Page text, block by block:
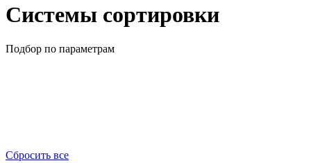
Системы сортировки
Подбор по параметрам
Сбросить все